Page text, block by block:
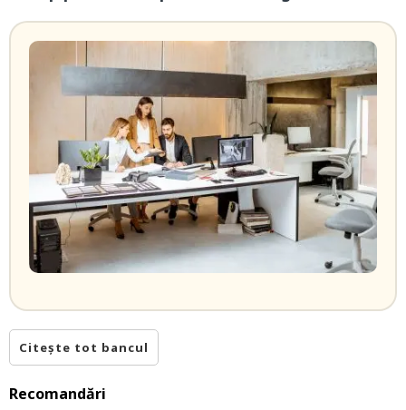
Citește tot bancul
Recomandări